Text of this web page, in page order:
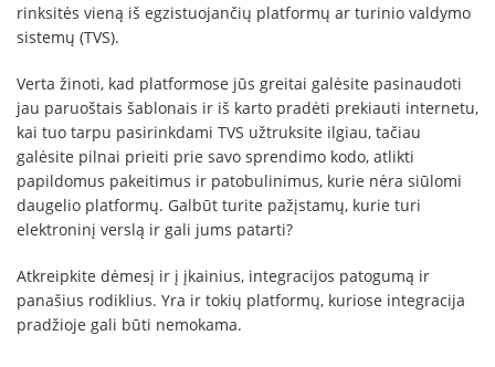
rinksitės vieną iš egzistuojančių platformų ar turinio valdymo
sistemų (TVS).
Verta žinoti, kad platformose jūs greitai galėsite pasinaudoti
jau paruoštais šablonais ir iš karto pradėti prekiauti internetu,
kai tuo tarpu pasirinkdami TVS užtruksite ilgiau, tačiau
galėsite pilnai prieiti prie savo sprendimo kodo, atlikti
papildomus pakeitimus ir patobulinimus, kurie nėra siūlomi
daugelio platformų. Galbūt turite pažįstamų, kurie turi
elektroninį verslą ir gali jums patarti?
Atkreipkite dėmesį ir į įkainius, integracijos patogumą ir
panašius rodiklius. Yra ir tokių platformų, kuriose integracija
pradžioje gali būti nemokama.